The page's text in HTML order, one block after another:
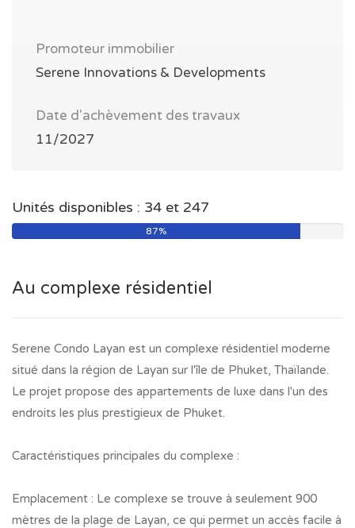
Promoteur immobilier
Serene Innovations & Developments
Date d'achèvement des travaux
11/2027
Unités disponibles : 34 et 247
87%
Au complexe résidentiel
Serene Condo Layan est un complexe résidentiel moderne
situé dans la région de Layan sur l'île de Phuket, Thaïlande.
Le projet propose des appartements de luxe dans l'un des
endroits les plus prestigieux de Phuket.
Caractéristiques principales du complexe :
Emplacement : Le complexe se trouve à seulement 900
mètres de la plage de Layan, ce qui permet un accès facile à